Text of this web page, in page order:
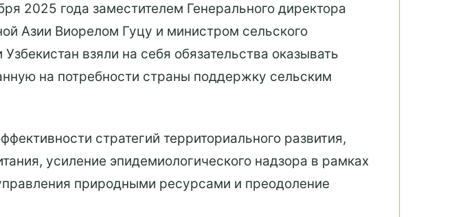
2025 года заместителем Генерального директора
Азии Виорелом Гуцу и министром сельского
взяли на себя обязательства оказывать
на потребности страны поддержку сельским
стратегий территориального развития,
усиление эпидемиологического надзора в рамках
природными ресурсами и преодоление